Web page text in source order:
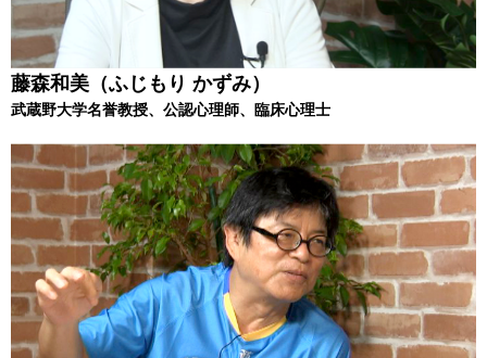
藤森和美（ふじもり かずみ）
武蔵野大学名誉教授、公認心理師、臨床心理士